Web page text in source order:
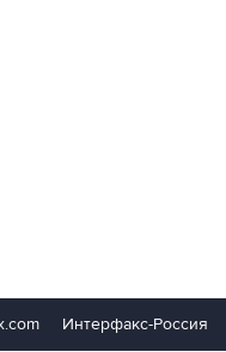
Интерфакс-Россия